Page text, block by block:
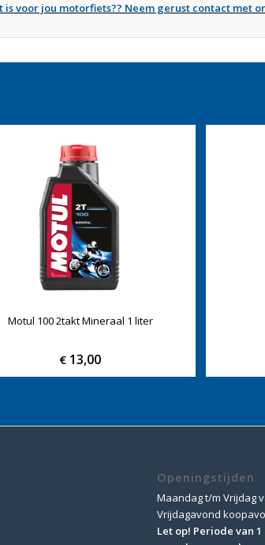
voor jou motorfiets?? Neem gerust contact met
Motul 100 2takt Mineraal 1 liter
€ 13,00
Openingstijden
Maandag t/m Vrijdag
Vrijdagavond
Let op! Periode van